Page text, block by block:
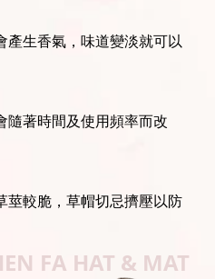
產生香氣，味道變淡就可以
隨著時間及使用頻率而改
莖較脆，草帽切忌擠壓以防
FA HAT & MAT